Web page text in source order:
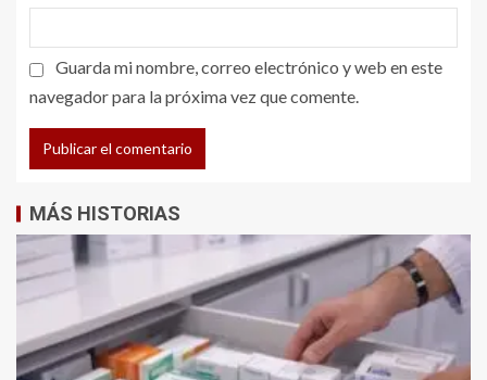
Guarda mi nombre, correo electrónico y web en este
navegador para la próxima vez que comente.
MÁS HISTORIAS